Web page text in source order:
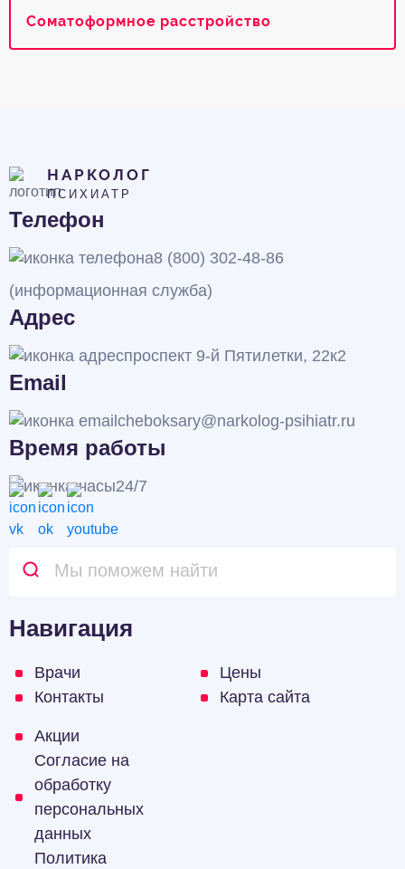
Соматоформное расстройство
НАРКОЛОГ
ПСИХИАТР
Телефон
8 (800) 302-48-86
(информационная служба)
Адрес
проспект 9-й Пятилетки, 22к2
Email
cheboksary@narkolog-psihiatr.ru
Время работы
24/7
Навигация
Врачи
Цены
Контакты
Карта сайта
Акции
Согласие на
обработку
персональных
данных
Политика